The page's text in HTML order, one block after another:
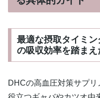
最適な摂取タイミ
の吸収効率を踏まえ
DHCの高血圧対策サプ